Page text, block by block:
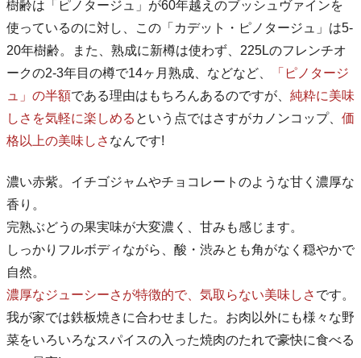
樹齢は「ピノタージュ」が60年越えのブッシュヴァインを
使っているのに対し、この「カデット・ピノタージュ」は5-
20年樹齢。また、熟成に新樽は使わず、225Lのフレンチオ
ークの2-3年目の樽で14ヶ月熟成、などなど、
「ピノタージ
ュ」の半額である理由はもちろんあるのですが、 純粋に美味
しさを気軽に楽しめる という点ではさすがカノンコップ、 価
格以上の美味しさ なんです!
濃い赤紫。イチゴジャムやチョコレートのような甘く濃厚な
香り。
完熟ぶどうの果実味が大変濃く、甘みも感じます。
しっかりフルボディながら、酸・渋みとも角がなく穏やかで
自然。
濃厚なジューシーさが特徴的で、気取らない美味しさ です。
我が家では鉄板焼きに合わせました。お肉以外にも様々な野
菜をいろいろなスパイスの入った焼肉のたれで豪快に食べる